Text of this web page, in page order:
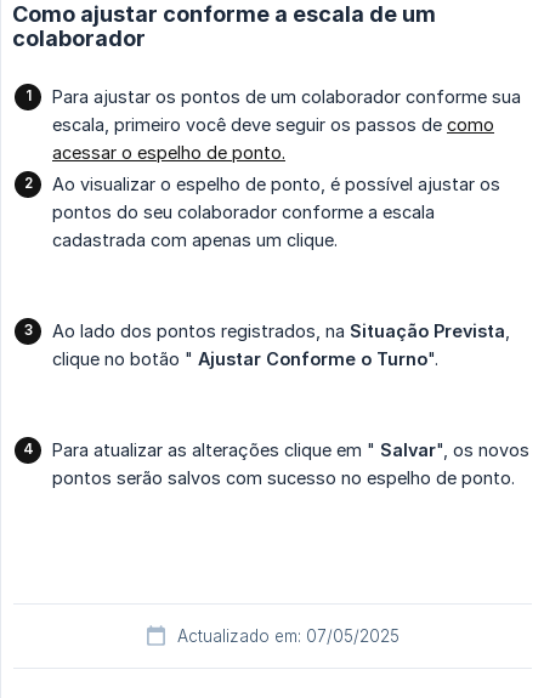
Como ajustar conforme a escala de um
colaborador
Para ajustar os pontos de um colaborador conforme sua
escala, primeiro você deve seguir os passos de como
acessar o espelho de ponto.
Ao visualizar o espelho de ponto, é possível ajustar os
pontos do seu colaborador conforme a escala
cadastrada com apenas um clique.
Ao lado dos pontos registrados, na Situação Prevista
clique no botão " Ajustar Conforme o Turno".
Para atualizar as alterações clique em " Salvar", os novos
pontos serão salvos com sucesso no espelho de ponto.
Actualizado em: 07/05/2025